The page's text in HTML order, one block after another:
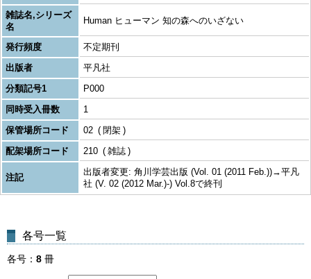
雑誌名,シリーズ
名
Human ヒューマン 知の森へのいざない
発行頻度
不定期刊
出版者
平凡社
分類記号1
P000
同時受入冊数
1
保管場所コード
02
閉架
配架場所コード
210 雑誌
注記
出版者変更: 角川学芸出版 (Vol. 01 (2011 Feb.))→平凡
社 (V. 02 (2012 Mar.)-) Vol.8で終刊
各号一覧
各号 8 冊